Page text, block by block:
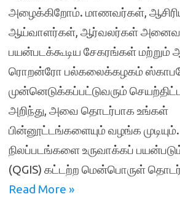
அழைக்கிறோம். மாணவர்கள்,
ஆய்வாளர்கள், ஆர்வலர்கள்
பயன்படக்கூடிய சேகரங்கள் மற்றும்
ரொறன்ரோ பல்கலைக்கழகம்
முன்னெடுக்கப்பட்டுவரும்
அறிந்து, அவை தொடர்பாக உங்கள்
பின்னூட்டங்களையும் வழங்க
நிலப்படங்களை உருவாக்கப் பயன்படும்
(QGIS) கட்டற்ற மென்பொருள்
Read More »